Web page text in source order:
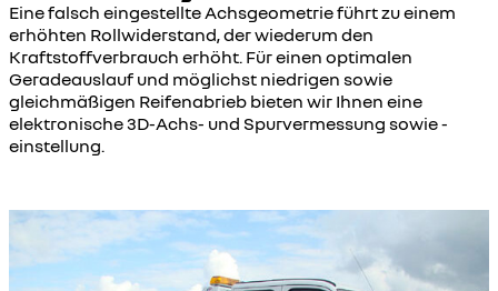
Eine falsch eingestellte Achsgeometrie führt zu einem
erhöhten Rollwiderstand, der wiederum den
Kraftstoffverbrauch erhöht. Für einen optimalen
Geradeauslauf und möglichst niedrigen sowie
gleichmäßigen Reifenabrieb bieten wir Ihnen eine
elektronische 3D-Achs- und Spurvermessung sowie -
einstellung.